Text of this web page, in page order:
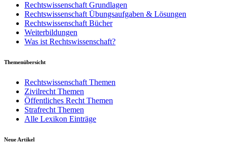
Rechtswissenschaft Grundlagen
Rechtswissenschaft Übungsaufgaben & Lösungen
Rechtswissenschaft Bücher
Weiterbildungen
Was ist Rechtswissenschaft?
Themenübersicht
Rechtswissenschaft Themen
Zivilrecht Themen
Öffentliches Recht Themen
Strafrecht Themen
Alle Lexikon Einträge
Neue Artikel